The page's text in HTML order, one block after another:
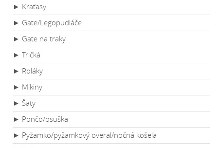
► Kraťasy
► Gate/Legopudláče
► Gate na traky
► Tričká
► Roláky
► Mikiny
► Šaty
► Pončo/osuška
► Pyžamko/pyžamkový overal/nočná košeľa